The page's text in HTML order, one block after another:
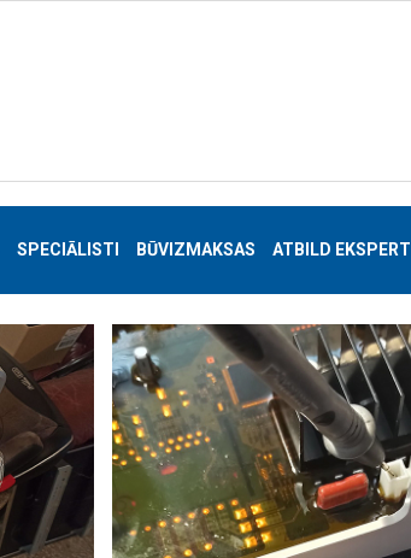
SPECIĀLISTI BŪVIZMAKSAS ATBILD EKSPERTI